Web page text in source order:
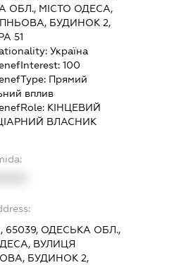
ОБЛ., МІСТО ОДЕСА,
БУДИНОК 2,
51
Україна
100
Прямий
вплив
КІНЦЕВИЙ
ВЛАСНИК
65039, ОДЕСЬКА ОБЛ.,
ВУЛИЦЯ
БУДИНОК 2,